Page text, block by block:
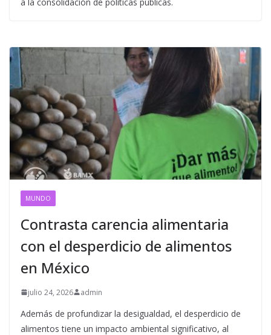
MUNDO
Contrasta carencia alimentaria
con el desperdicio de alimentos
en México
julio 24, 2026 admin
Además de profundizar la desigualdad, el desperdicio de
alimentos tiene un impacto ambiental significativo, al